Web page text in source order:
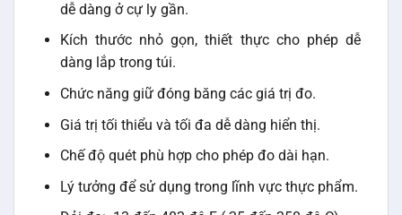
dễ dàng ở cự ly gần.
Kích thước nhỏ gọn, thiết thực cho phép dễ
dàng lắp trong túi.
Chức năng giữ đóng băng các giá trị đo.
Giá trị tối thiểu và tối đa dễ dàng hiển thị.
Chế độ quét phù hợp cho phép đo dài hạn.
Lý tưởng để sử dụng trong lĩnh vực thực phẩm.